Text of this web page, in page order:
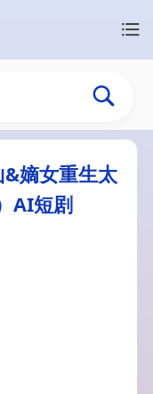
嫡女重生太
AI短剧